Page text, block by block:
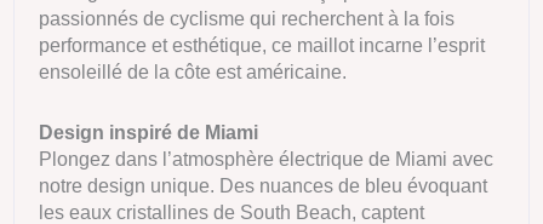
passionnés de cyclisme qui recherchent à la fois
performance et esthétique, ce maillot incarne l’esprit
ensoleillé de la côte est américaine.
Design inspiré de Miami
Plongez dans l’atmosphère électrique de Miami avec
notre design unique. Des nuances de bleu évoquant
les eaux cristallines de South Beach, captent